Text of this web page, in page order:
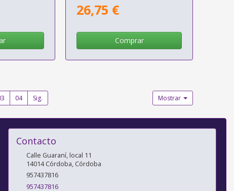
26,75 €
Comprar
04 Sig. Mostrar
Contacto
Calle Guaraní, local 11
14014 Córdoba, Córdoba
957437816
957437816